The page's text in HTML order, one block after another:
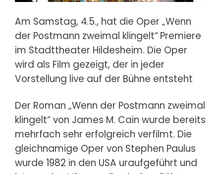
Am Samstag, 4.5., hat die Oper „Wenn
der Postmann zweimal klingelt“Premiere
im Stadttheater Hildesheim. Die Oper
wird als Film gezeigt, der in jeder
Vorstellung live auf der Bühne entsteht
Der Roman „Wenn der Postmann zweimal
klingelt“ von James M. Cain wurde bereits
mehrfach sehr erfolgreich verfilmt. Die
gleichnamige Oper von Stephen Paulus
wurde 1982 in den USA uraufgeführt und